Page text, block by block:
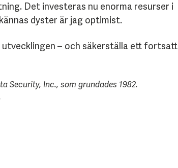
Det investeras nu enorma resurser i
dyster är jag optimist.
– och säkerställa ett fortsatt
Security, Inc., som grundades 1982.